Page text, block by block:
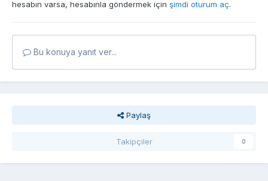
hesabın varsa, hesabınla göndermek için şimdi oturum aç.
Bu konuya yanıt ver...
Paylaş
Takipçiler 0